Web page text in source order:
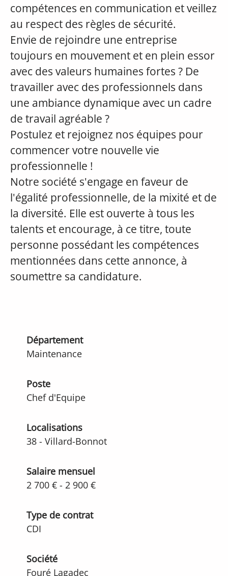
compétences en communication et veillez
au respect des règles de sécurité.
Envie de rejoindre une entreprise
toujours en mouvement et en plein essor
avec des valeurs humaines fortes ? De
travailler avec des professionnels dans
une ambiance dynamique avec un cadre
de travail agréable ?
Postulez et rejoignez nos équipes pour
commencer votre nouvelle vie
professionnelle !
Notre société s'engage en faveur de
l'égalité professionnelle, de la mixité et de
la diversité. Elle est ouverte à tous les
talents et encourage, à ce titre, toute
personne possédant les compétences
mentionnées dans cette annonce, à
soumettre sa candidature.
Département
Maintenance
Poste
Chef d'Equipe
Localisations
38 - Villard-Bonnot
Salaire mensuel
2 700 € - 2 900 €
Type de contrat
CDI
Société
Fouré Lagadec